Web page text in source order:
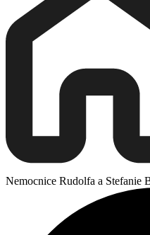
Nemocnice Rudolfa a Stefanie